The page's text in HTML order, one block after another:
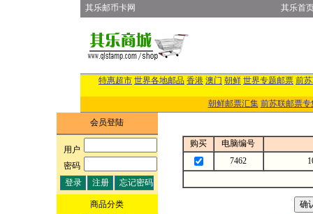
其乐邮币卡网 其乐首
特惠超市 世界各地邮品 香港 澳门 朝鲜 世界专题邮票 前
朝鲜邮票汇集 前苏联邮票专
会员登陆
用户:
密码:
商品分类
购买
电脑编号
7462